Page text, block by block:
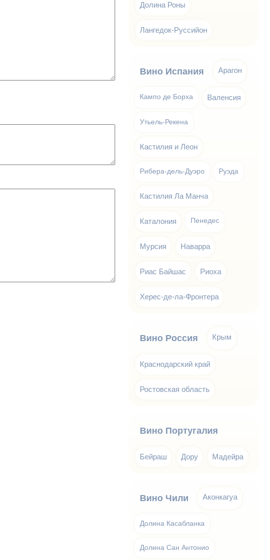
Долина Роны
Лангедок-Руссийон
Вино Испания Арагон
Кампо де Борха Валенсия
Утьель-Рекена
Кастилия и Леон
Рибера-дель-Дуэро Руэда
Кастилия Ла Манча
Каталония Пенедес
Мурсия Наварра
Риас Байшас Риоха
Херес-де-ла-Фронтера
Вино Россия Крым
Краснодарский край
Ростовская область
Вино Португалия
Бейраш Дору Мадейра
Вино Чили Аконкагуа
Долина Касабланка
Долина Сан Антонио